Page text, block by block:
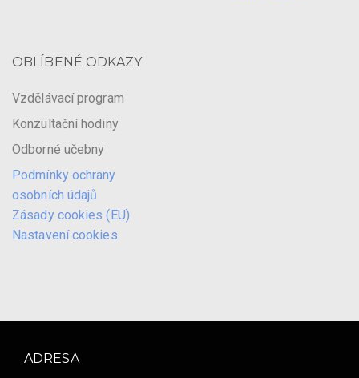
OBLÍBENÉ ODKAZY
Vzdělávací program
Konzultační hodiny
Odborné učebny
Podmínky ochrany
osobních údajů
Zásady cookies (EU)
Nastavení cookies
ADRESA